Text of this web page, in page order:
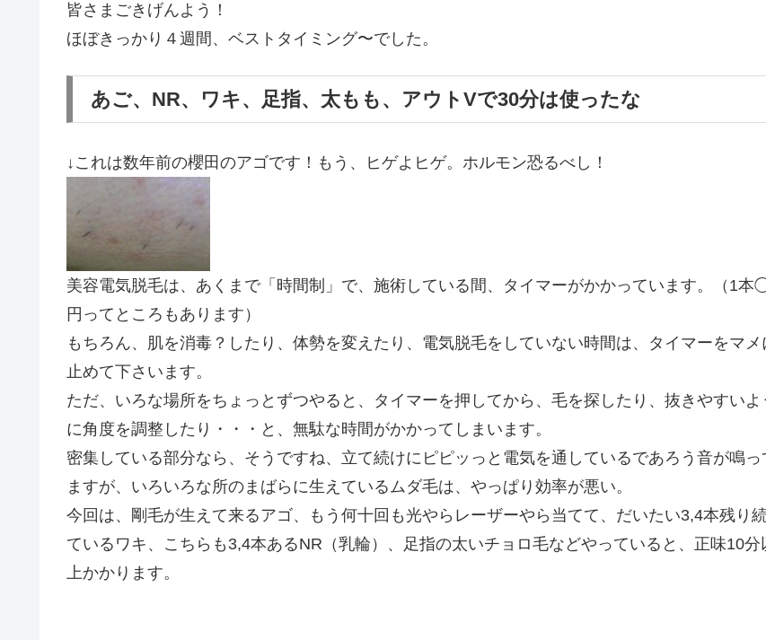
皆さまごきげんよう！
ほぼきっかり４週間、ベストタイミング〜でした。
あご、NR、ワキ、足指、太もも、アウトVで30分は使ったな
↓これは数年前の櫻田のアゴです！もう、ヒゲよヒゲ。ホルモン恐るべし！
美容電気脱毛は、あくまで「時間制」で、施術している間、タイマーがかかっています。（1本
円ってところもあります）
もちろん、肌を消毒？したり、体勢を変えたり、電気脱毛をしていない時間は、タイマーをマメ
止めて下さいます。
ただ、いろな場所をちょっとずつやると、タイマーを押してから、毛を探したり、抜きやすいよ
に角度を調整したり・・・と、無駄な時間がかかってしまいます。
密集している部分なら、そうですね、立て続けにピピッっと電気を通しているであろう音が鳴っ
ますが、いろいろな所のまばらに生えているムダ毛は、やっぱり効率が悪い。
今回は、剛毛が生えて来るアゴ、もう何十回も光やらレーザーやら当てて、だいたい3,4本残り
ているワキ、こちらも3,4本あるNR（乳輪）、足指の太いチョロ毛などやっていると、正味10分
上かかります。